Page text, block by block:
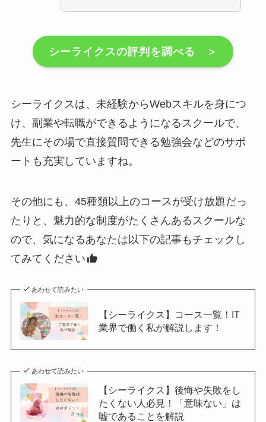
シーライクスの評判を調べる ＞
シーライクスは、未経験からWebスキルを身につ
け、副業や転職ができるようになるスクールで、
先生にその場で直接質問できる勉強会などのサポ
ートも充実していますね。
その他にも、45種類以上のコースが受け放題だっ
たりと、魅力的な制度がたくさんあるスクールな
ので、気になるあなたは以下の記事もチェックし
てみてください
あわせて読みたい
【シーライクス】コース一覧！IT
業界で働く私が解説します！
あわせて読みたい
【シーライクス】後悔や失敗をし
たくない人必見！「意味ない」は
嘘であることを解説